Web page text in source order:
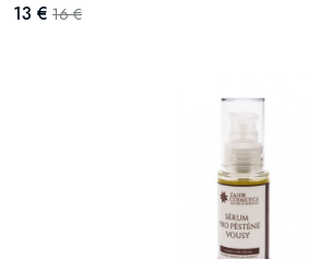
13 € 16 €